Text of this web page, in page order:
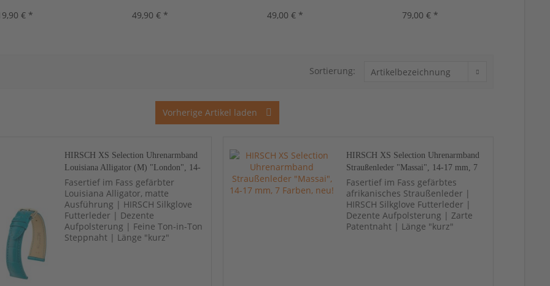
€ * 49,90 € * 49,00 € * 79,00 € *
Sortierung:
Vorherige Artikel laden
HIRSCH XS Selection Uhrenarmband
Louisiana Alligator (M) "London", 14-
20 mm, 18 Farben, neu!
Fasertief im Fass gefärbter
Louisiana Alligator, matte
Ausführung | HIRSCH Silkglove
Futterleder | Dezente
Aufpolsterung | Feine Ton-in-Ton
Steppnaht | Länge "kurz"
HIRSCH XS Selection Uhrenarmband
Straußenleder "Massai", 14-17 mm, 7
Farben, neu!
Fasertief im Fass gefärbtes
afrikanisches Straußenleder |
HIRSCH Silkglove Futterleder |
Dezente Aufpolsterung | Zarte
Patentnaht | Länge "kurz"